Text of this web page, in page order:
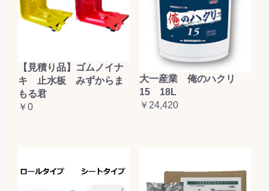
【見積り品】ゴムノイナ
キ 止水板 みずからま
もる君
￥0
大一産業 俺のハクリ
15 18L
￥24,420